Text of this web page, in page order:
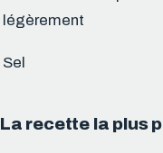
légèrement
Sel
La recette la plus